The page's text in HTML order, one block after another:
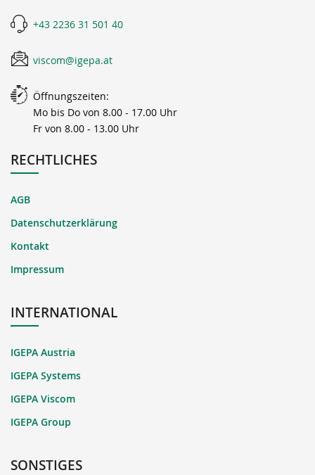
+43 2236 31 501 40
viscom@igepa.at
Öffnungszeiten:
Mo bis Do von 8.00 - 17.00 Uhr
Fr von 8.00 - 13.00 Uhr
RECHTLICHES
AGB
Datenschutzerklärung
Kontakt
Impressum
INTERNATIONAL
IGEPA Austria
IGEPA Systems
IGEPA Viscom
IGEPA Group
SONSTIGES